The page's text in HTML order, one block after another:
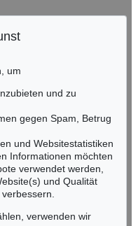
- Lot 107
€ 200.000
um
und zu
gegen Spam, Betrug
und Websitestatistiken
Informationen möchten
verwendet werden,
und Qualität
verwenden wir